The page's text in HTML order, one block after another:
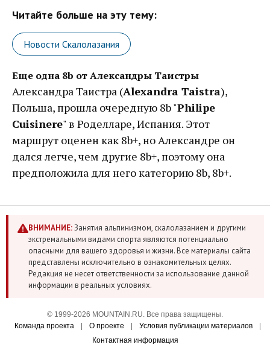
Читайте больше на эту тему:
Новости Скалолазания
Еще одна 8b от Александры Таистры
Александра Таистра (Alexandra Taistra),
Польша, прошла очередную 8b "Philipe
Cuisinere" в Роделларе, Испания. Этот
маршрут оценен как 8b+, но Александре он
дался легче, чем другие 8b+, поэтому она
предположила для него категорию 8b, 8b+.
ВНИМАНИЕ:Занятия альпинизмом, скалолазанием и другими
экстремальными видами спорта являются потенциально
опасными для вашего здоровья и жизни. Все материалы сайта
представлены исключительно в ознакомительных целях.
Редакция не несет ответственности за использование данной
информации в реальных условиях.
© 1999-2026 MOUNTAIN.RU. Все права защищены.
Команда проекта
О проекте Условия публикации материалов
Контактная информация